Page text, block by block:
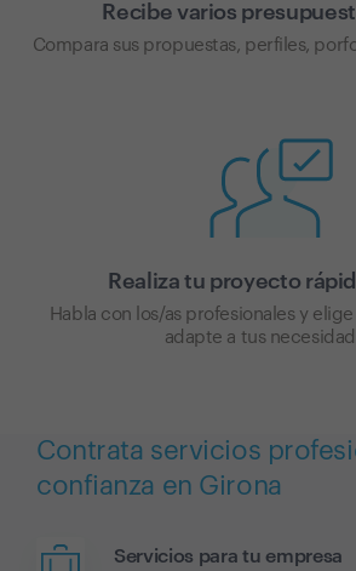
Recibe varios
Compara sus propuestas, perfiles,
Realiza tu proyecto
Habla con los/as profesionales y
adapte a tus
Contrata servicios
confianza en Girona
Servicios para tu empresa